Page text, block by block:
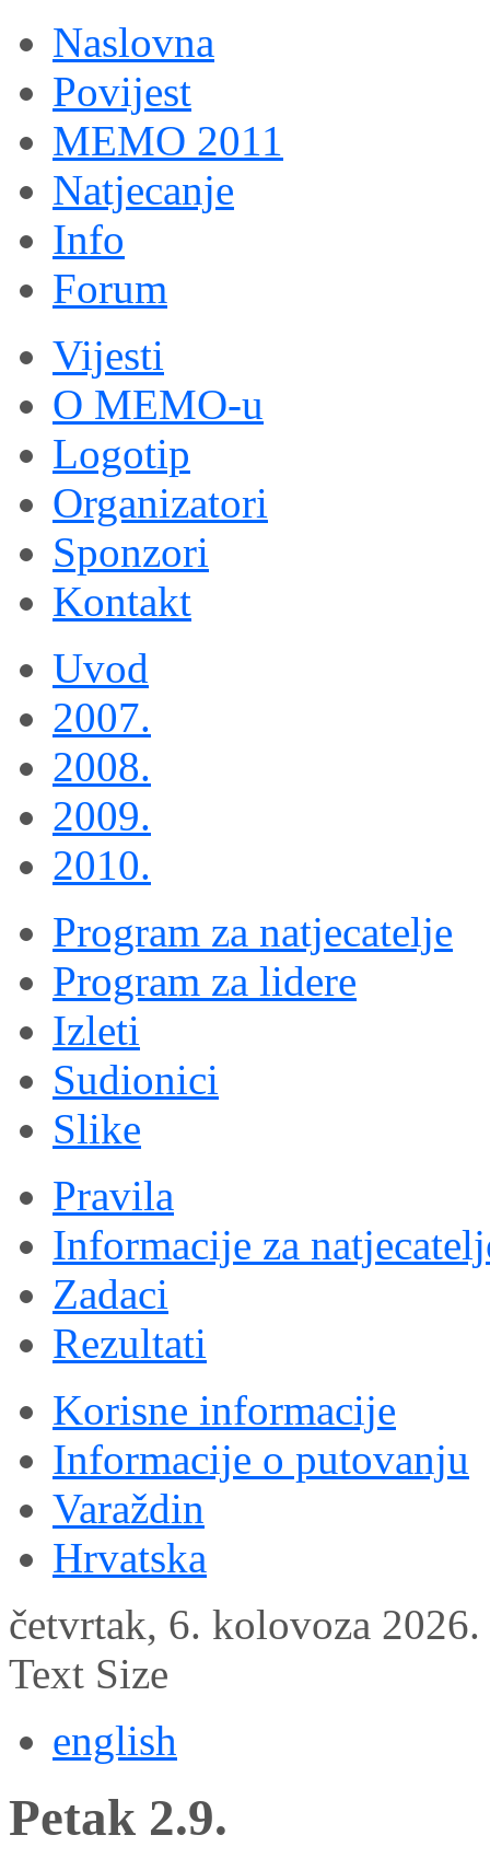
Naslovna
Povijest
MEMO 2011
Natjecanje
Info
Forum
Vijesti
O MEMO-u
Logotip
Organizatori
Sponzori
Kontakt
Uvod
2007.
2008.
2009.
2010.
Program za natjecatelje
Program za lidere
Izleti
Sudionici
Slike
Pravila
Informacije za
Zadaci
Rezultati
Korisne informacije
Informacije o putovanju
Varaždin
Hrvatska
četvrtak, 6. kolovoza 2026.
Text Size
english
Petak 2.9.